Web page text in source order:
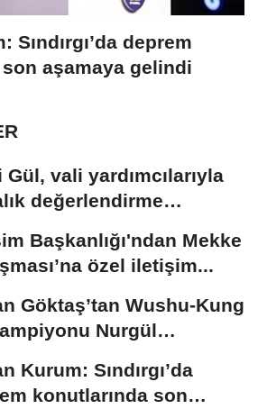
Sındırgı’da deprem
aşamaya gelindi
Gül, vali yardımcılarıyla
değerlendirme
Başkanlığı'ndan Mekke
özel iletişim...
Göktaş’tan Wushu-Kung
Nurgül
Kurum: Sındırgı’da
konutlarında son